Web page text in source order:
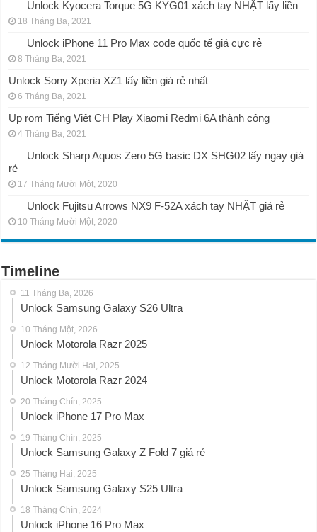
Unlock Kyocera Torque 5G KYG01 xách tay NHẬT lấy liền
18 Tháng Ba, 2021
Unlock iPhone 11 Pro Max code quốc tế giá cực rẻ
8 Tháng Ba, 2021
Unlock Sony Xperia XZ1 lấy liền giá rẻ nhất
6 Tháng Ba, 2021
Up rom Tiếng Việt CH Play Xiaomi Redmi 6A thành công
4 Tháng Ba, 2021
Unlock Sharp Aquos Zero 5G basic DX SHG02 lấy ngay giá
rẻ
17 Tháng Mười Một, 2020
Unlock Fujitsu Arrows NX9 F-52A xách tay NHẬT giá rẻ
10 Tháng Mười Một, 2020
Timeline
11 Tháng Ba, 2026
Unlock Samsung Galaxy S26 Ultra
10 Tháng Một, 2026
Unlock Motorola Razr 2025
12 Tháng Mười Hai, 2025
Unlock Motorola Razr 2024
20 Tháng Chín, 2025
Unlock iPhone 17 Pro Max
19 Tháng Chín, 2025
Unlock Samsung Galaxy Z Fold 7 giá rẻ
25 Tháng Hai, 2025
Unlock Samsung Galaxy S25 Ultra
18 Tháng Chín, 2024
Unlock iPhone 16 Pro Max